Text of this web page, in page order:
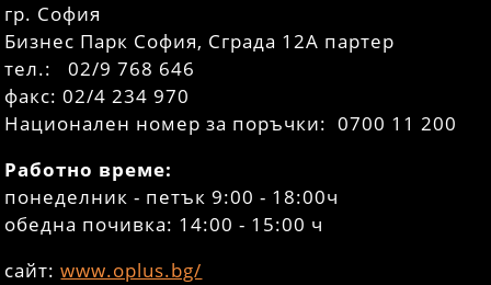
гр. София
Бизнес Парк София, Сграда 12А партер
тел.: 02/9 768 646
факс: 02/4 234 970
Национален номер за поръчки: 0700 11 200
Работно време:
понеделник - петък 9:00 - 18:00ч
обедна почивка: 14:00 - 15:00 ч
сайт:www.oplus.bg/